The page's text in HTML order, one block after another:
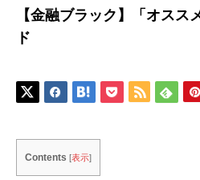
【金融ブラック】「オスス
ド
Contents [表示]
問い合わせフォーム